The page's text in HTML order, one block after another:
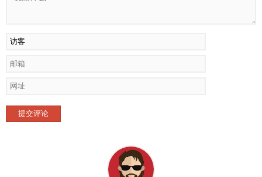
提交评论